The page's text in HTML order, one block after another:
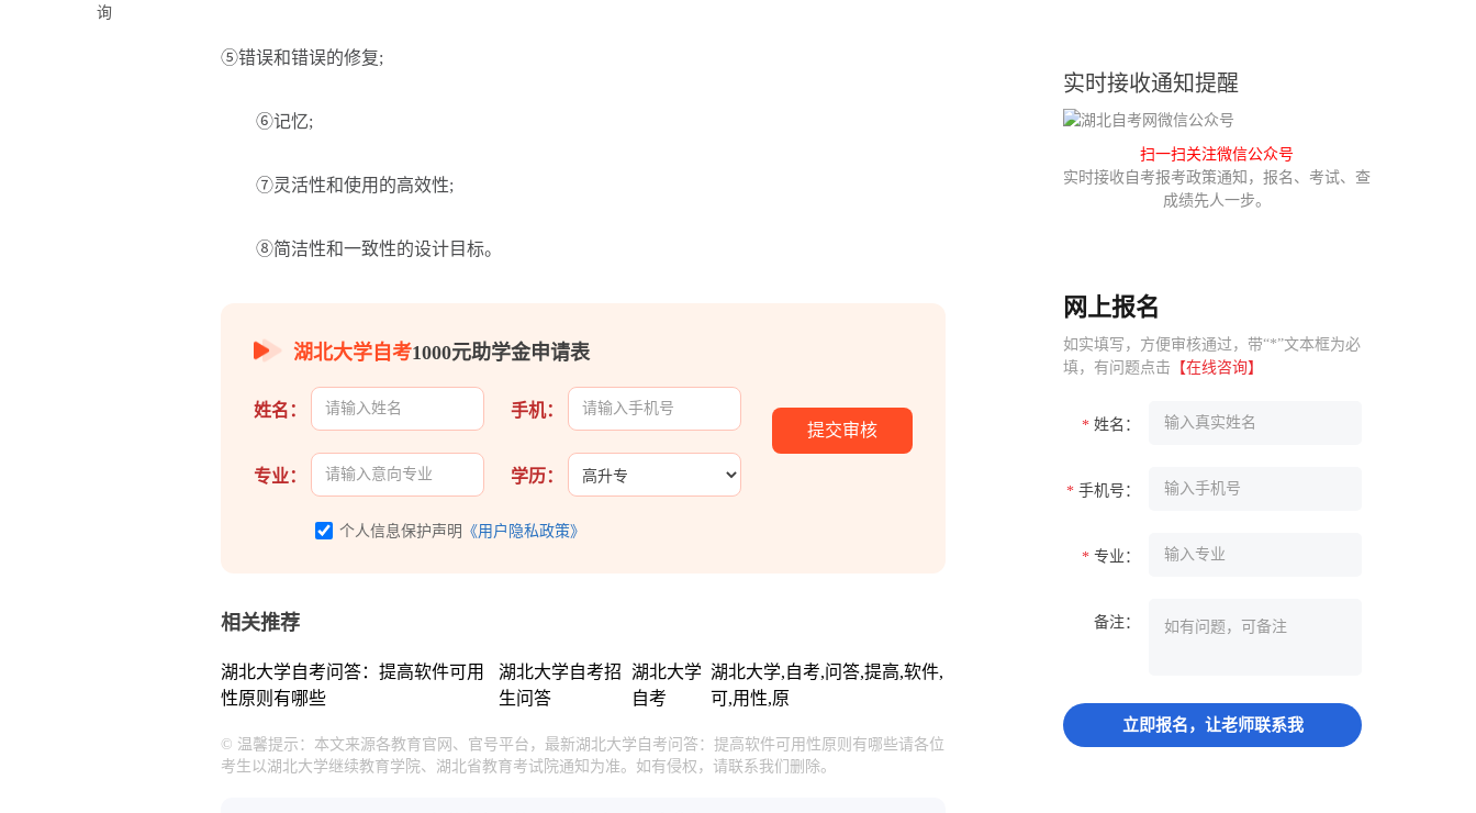
询
⑤错误和错误的修复;
⑥记忆;
⑦灵活性和使用的高效性;
⑧简洁性和一致性的设计目标。
湖北大学自考1000元助学金申请表
姓名： 手机：
专业： 学历：
个人信息保护声明 《用户隐私政策》
相关推荐
湖北大学自考问答：提高软件可用
性原则有哪些
湖北大学自考招
生问答
湖北大学
自考
湖北大学,自考,问答,提高,软件,
可,用性,原
© 温馨提示：本文来源各教育官网、官号平台，最新湖北大学自考问答：提高软件可用性原则有哪些请各位
考生以湖北大学继续教育学院、湖北省教育考试院通知为准。如有侵权，请联系我们删除。
实时接收通知提醒
扫一扫关注微信公众号
实时接收自考报考政策通知，报名、考试、查
成绩先人一步。
网上报名
如实填写，方便审核通过，带“*”文本框为必
填，有问题点击 【在线咨询】
* 姓名：
* 手机号：
* 专业：
备注：